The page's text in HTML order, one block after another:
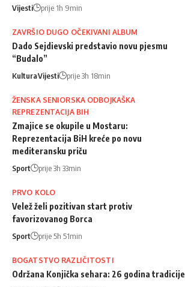
Vijesti prije 1h 9min
ZAVRŠIO DUGO OČEKIVANI ALBUM
Dado Sejdievski predstavio novu pjesmu
“Budalo”
KulturaVijesti prije 3h 18min
ŽENSKA SENIORSKA ODBOJKAŠKA
REPREZENTACIJA BIH
Zmajice se okupile u Mostaru:
Reprezentacija BiH kreće po novu
mediteransku priču
Sport prije 3h 33min
PRVO KOLO
Velež želi pozitivan start protiv
favorizovanog Borca
Sport prije 5h 51min
BOGATSTVO RAZLIČITOSTI
Održana Konjička sehara: 26 godina tradicije